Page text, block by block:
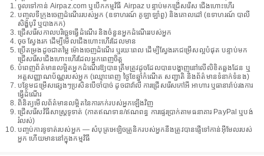
ចូលទៅកាន់ Airpaz.com ឬបើកកម្មវិធី Airpaz បន្ទាប់មកជ្រើសរើស ជើងហោះហើរ
បញ្ចូលទីក្រុងចេញដំណើររបស់អ្នក (ឧទាហរណ៍ គូឡាឡាំពួ) និងគោលដៅ (ឧទាហរណ៍ បាលី
សិង្ហបុរី ឬបាងកក)
ជ្រើសរើសកាលបរិច្ឆេទធ្វើដំណើរ និងចំនួនអ្នកដំណើររបស់អ្នក
ចុច ស្វែងរក ដើម្បីមើលជើងហោះហើរដែលមាន
ប្រើតម្រងដូចជាតម្លៃ ម៉ោងចេញដំណើរ ឬរយៈពេល ដើម្បីស្វែងរកជម្រើសល្អបំផុត បន្ទាប់មក
ជ្រើសរើសជើងហោះហើរដែលអ្នកពេញចិត្ត
បំពេញព័ត៌មានលម្អិតអ្នកដំណើរឱ្យបានត្រឹមត្រូវដូចដែលបានបង្ហាញនៅលើលិខិតឆ្លងដែន ឬ
អត្តសញ្ញាណប័ណ្ណរបស់អ្នក (ឈ្មោះពេញ ថ្ងៃខែឆ្នាំកំណើត សញ្ជាតិ និងព័ត៌មានទំនាក់ទំនង)
បន្ថែមជម្រើសផ្សេងៗប្រសិនបើចាំបាច់ ដូចជាវ៉ាលី ការជ្រើសរើសកៅអី អាហារ ឬធានារ៉ាប់រងការ
ធ្វើដំណើរ
ពិនិត្យមើលព័ត៌មានលម្អិតនៃការកក់របស់អ្នកឡើងវិញ
ជ្រើសរើសវិធីសាស្រ្តទូទាត់ (កាតឥណទាន/ឥណពន្ធ ការផ្ទេរប្រាក់តាមធនាគារ PayPal ឬបង់
រំលស់)
បញ្ចប់ការទូទាត់របស់អ្នក — សំបុត្រអេឡិចត្រូនិករបស់អ្នកនឹងត្រូវបានផ្ញើទៅកាន់អ៊ីមែលរបស់
អ្នក ហើយមាននៅក្នុងកម្មវិធី